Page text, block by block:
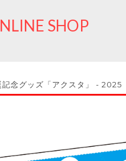
SHOP
記念グッズ「アクスタ」 - 2025